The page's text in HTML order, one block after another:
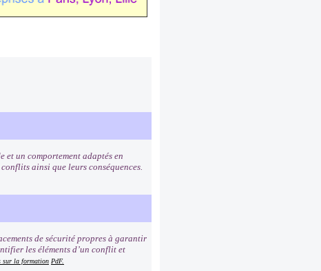
un comportement adaptés en
ainsi que leurs conséquences.
de sécurité propres à garantir
les éléments d’un conflit et
sur la formation PdF.